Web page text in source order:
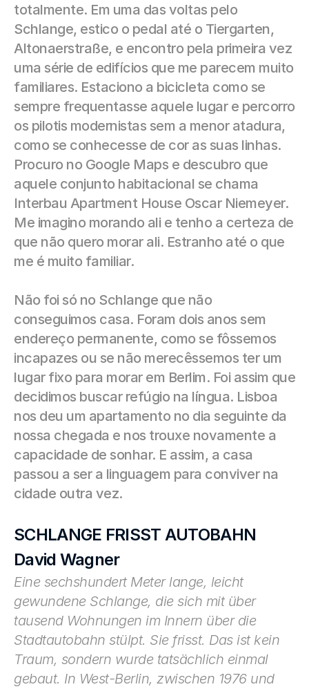
totalmente. Em uma das voltas pelo
Schlange, estico o pedal até o Tiergarten,
Altonaerstraße, e encontro pela primeira vez
uma série de edifícios que me parecem muito
familiares. Estaciono a bicicleta como se
sempre frequentasse aquele lugar e percorro
os pilotis modernistas sem a menor atadura,
como se conhecesse de cor as suas linhas.
Procuro no Google Maps e descubro que
aquele conjunto habitacional se chama
Interbau Apartment House Oscar Niemeyer.
Me imagino morando ali e tenho a certeza de
que não quero morar ali. Estranho até o que
me é muito familiar.
Não foi só no Schlange que não
conseguimos casa. Foram dois anos sem
endereço permanente, como se fôssemos
incapazes ou se não merecêssemos ter um
lugar fixo para morar em Berlim. Foi assim que
decidimos buscar refúgio na língua. Lisboa
nos deu um apartamento no dia seguinte da
nossa chegada e nos trouxe novamente a
capacidade de sonhar. E assim, a casa
passou a ser a linguagem para conviver na
cidade outra vez.
SCHLANGE FRISST AUTOBAHN
David Wagner
Eine sechshundert Meter lange, leicht
gewundene Schlange, die sich mit über
tausend Wohnungen im Innern über die
Stadtautobahn stülpt. Sie frisst. Das ist kein
Traum, son­dern wurde tatsächlich einmal
gebaut. In West-Berlin, zwi­schen 1976 und